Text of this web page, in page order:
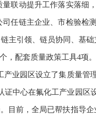
动提升工作落实落细
任链主企业、市检验检
主引领、链员协同、基
，配套质量政策工具4项。
业园区设立了集质量管
中心在氟化工产业园区
目前，全局已帮扶指导